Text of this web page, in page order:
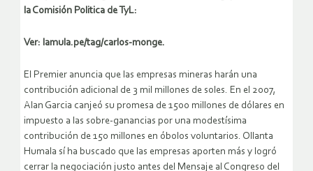
la Comisión Politica de TyL:
Ver: lamula.pe/tag/carlos-monge.
El Premier anuncia que las empresas mineras harán una
contribución adicional de 3 mil millones de soles. En el 2007,
Alan Garcia canjeó su promesa de 1500 millones de dólares en
impuesto a las sobre-ganancias por una modestísima
contribución de 150 millones en óbolos voluntarios. Ollanta
Humala sí ha buscado que las empresas aporten más y logró
cerrar la negociación justo antes del Mensaje al Congreso del